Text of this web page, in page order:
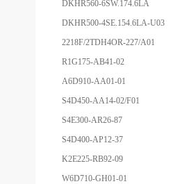
DKHR560-6SW.174.6LA
DKHR500-4SE.154.6LA-U03
2218F/2TDH4OR-227/A01
R1G175-AB41-02
A6D910-AA01-01
S4D450-AA14-02/F01
S4E300-AR26-87
S4D400-AP12-37
K2E225-RB92-09
W6D710-GH01-01